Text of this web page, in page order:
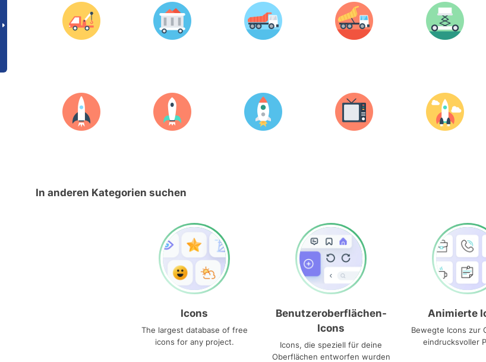
In anderen Kategorien suchen
Icons
The largest database of free
icons for any project.
Benutzeroberflächen-
Icons
Icons, die speziell für deine
Oberflächen entworfen wurden
Animierte
Bewegte Icons zur
eindrucksvoller